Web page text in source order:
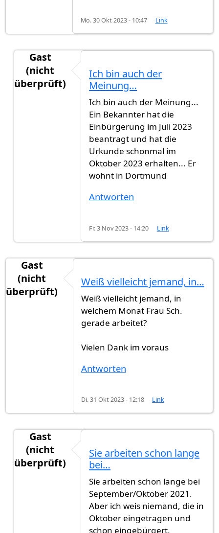
Mo. 30 Okt 2023 - 10:47 Link
Gast
(nicht
überprüft)
Eingereicht am Juni 2022,…
Ich bin auch der
Meinung…
Ich bin auch der Meinung...
Ein Bekannter hat die
Einbürgerung im Juli 2023
beantragt und hat die
Urkunde schonmal im
Oktober 2023 erhalten... Er
wohnt in Dortmund
Antworten
Fr. 3 Nov 2023 - 14:20 Link
Gast
(nicht
überprüft)
Weiß vielleicht jemand, in…
Weiß vielleicht jemand, in
welchem Monat Frau Sch.
gerade arbeitet?
Vielen Dank im voraus
Antworten
Di. 31 Okt 2023 - 12:18 Link
Gast
(nicht
überprüft)
Weiß vielleicht jemand, in… von
Sie arbeiten schon lange
bei…
Sie arbeiten schon lange bei
September/Oktober 2021.
Aber ich weis niemand, die in
Oktober eingetragen und
schon eingebürgert.